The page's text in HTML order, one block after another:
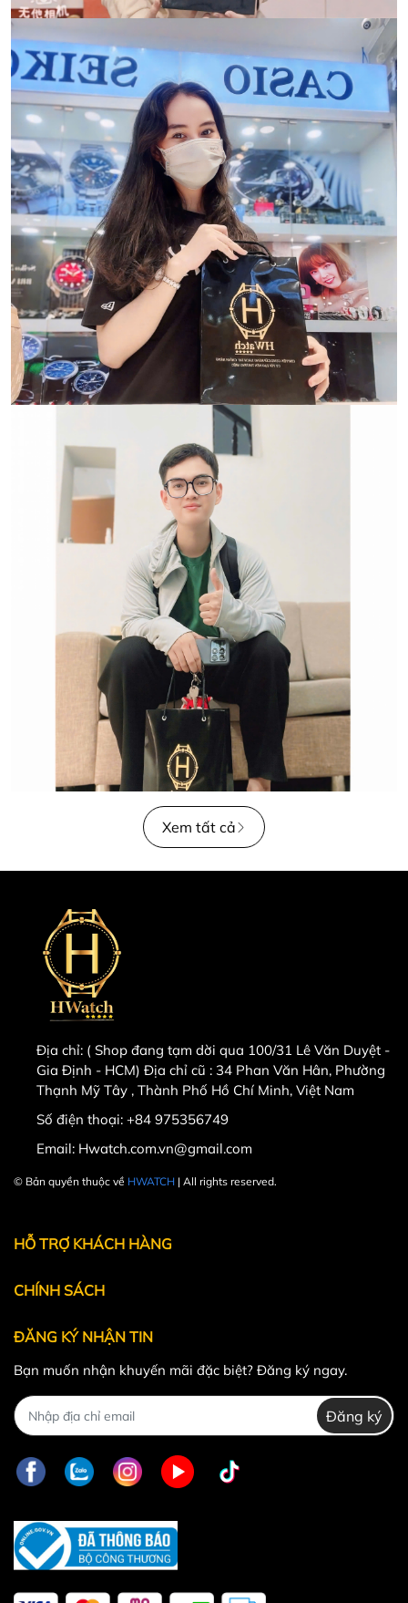
Xem tất cả
Địa chỉ: ( Shop đang tạm dời qua 100/31 Lê Văn Duyệt -
Gia Định - HCM) Địa chỉ cũ : 34 Phan Văn Hân, Phường
Thạnh Mỹ Tây , Thành Phố Hồ Chí Minh, Việt Nam
Số điện thoại: +84 975356749
Email: Hwatch.com.vn@gmail.com
© Bản quyền thuộc về HWATCH | All rights reserved.
HỖ TRỢ KHÁCH HÀNG
CHÍNH SÁCH
ĐĂNG KÝ NHẬN TIN
Bạn muốn nhận khuyến mãi đặc biệt? Đăng ký ngay.
Đăng ký